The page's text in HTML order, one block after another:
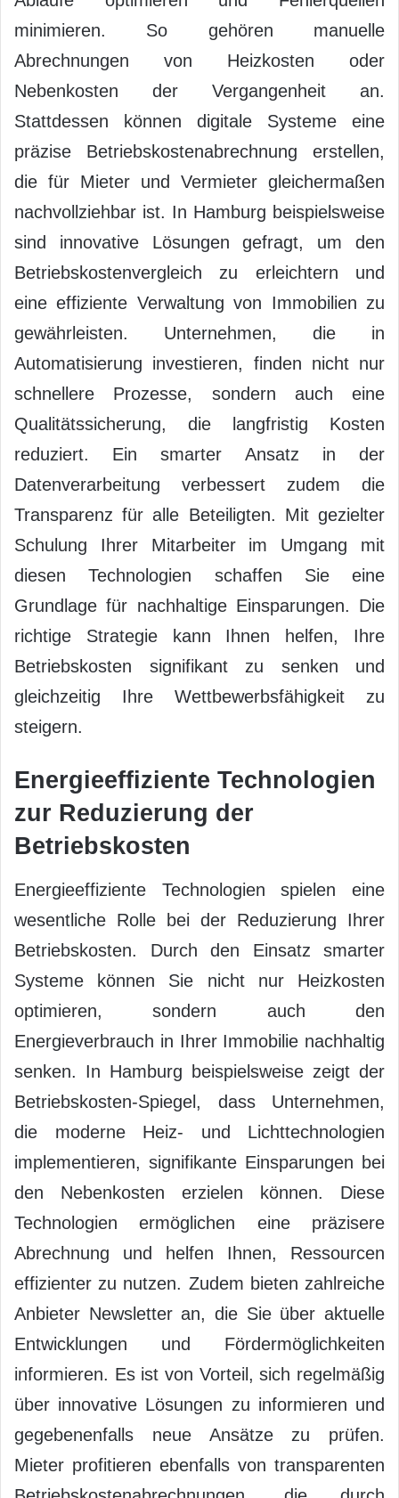
minimieren. So gehören manuelle
Abrechnungen von Heizkosten oder
Nebenkosten der Vergangenheit an.
Stattdessen können digitale Systeme eine
präzise Betriebskostenabrechnung erstellen,
die für Mieter und Vermieter gleichermaßen
nachvollziehbar ist. In Hamburg beispielsweise
sind innovative Lösungen gefragt, um den
Betriebskostenvergleich zu erleichtern und
eine effiziente Verwaltung von Immobilien zu
gewährleisten. Unternehmen, die in
Automatisierung investieren, finden nicht nur
schnellere Prozesse, sondern auch eine
Qualitätssicherung, die langfristig Kosten
reduziert. Ein smarter Ansatz in der
Datenverarbeitung verbessert zudem die
Transparenz für alle Beteiligten. Mit gezielter
Schulung Ihrer Mitarbeiter im Umgang mit
diesen Technologien schaffen Sie eine
Grundlage für nachhaltige Einsparungen. Die
richtige Strategie kann Ihnen helfen, Ihre
Betriebskosten signifikant zu senken und
gleichzeitig Ihre Wettbewerbsfähigkeit zu
steigern.
Energieeffiziente Technologien
zur Reduzierung der
Betriebskosten
Energieeffiziente Technologien spielen eine
wesentliche Rolle bei der Reduzierung Ihrer
Betriebskosten. Durch den Einsatz smarter
Systeme können Sie nicht nur Heizkosten
optimieren, sondern auch den
Energieverbrauch in Ihrer Immobilie nachhaltig
senken. In Hamburg beispielsweise zeigt der
Betriebskosten-Spiegel, dass Unternehmen,
die moderne Heiz- und Lichttechnologien
implementieren, signifikante Einsparungen bei
den Nebenkosten erzielen können. Diese
Technologien ermöglichen eine präzisere
Abrechnung und helfen Ihnen, Ressourcen
effizienter zu nutzen. Zudem bieten zahlreiche
Anbieter Newsletter an, die Sie über aktuelle
Entwicklungen und Fördermöglichkeiten
informieren. Es ist von Vorteil, sich regelmäßig
über innovative Lösungen zu informieren und
gegebenenfalls neue Ansätze zu prüfen.
Mieter profitieren ebenfalls von transparenten